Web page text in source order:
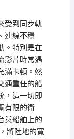
受到同步軌
連線不穩
。特別是在
影片時常遇
滿卡頓。然
通重任的船
，這一切即
有限的衛
與船舶上的
將陸地的寬